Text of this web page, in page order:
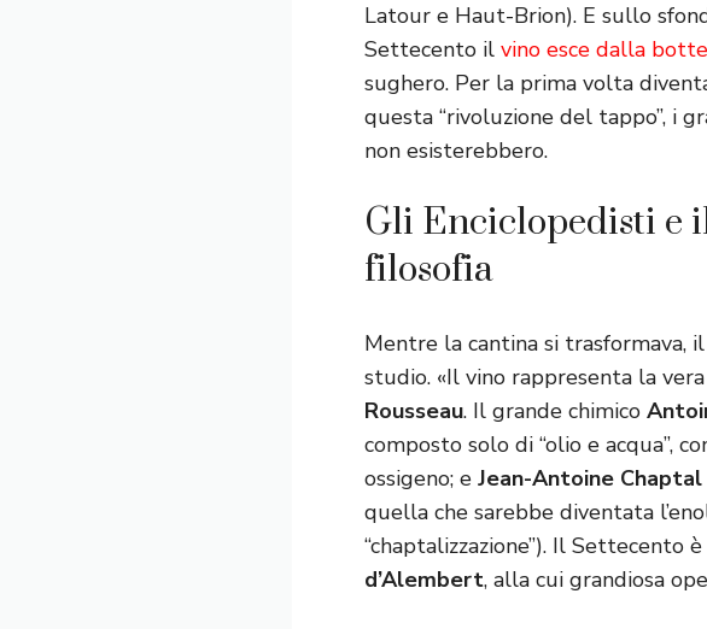
Latour e Haut-Brion). E sullo
Settecento il vino esce dalla botte
sughero. Per la prima volta
questa “rivoluzione del tappo”, i
non esisterebbero.
Gli Enciclopedisti e
filosofia
Mentre la cantina si trasformava,
studio. «Il vino rappresenta la vera
Rousseau. Il grande chimico
composto solo di “olio e acqua”,
ossigeno; e Jean-Antoine Chaptal
quella che sarebbe diventata
“chaptalizzazione”). Il Settecento
d’Alembert, alla cui grandiosa